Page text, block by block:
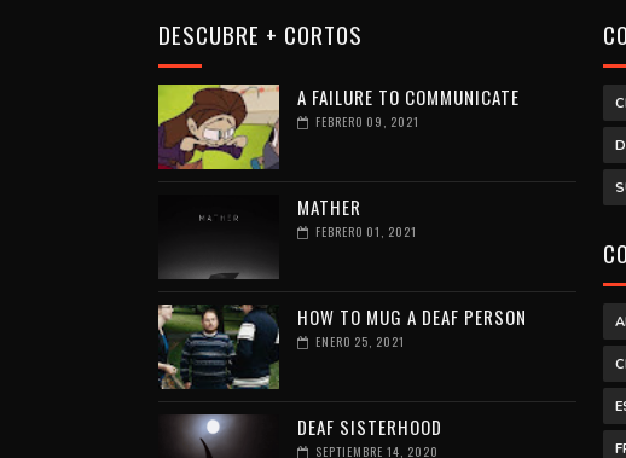
DESCUBRE + CORTOS
A FAILURE TO COMMUNICATE
FEBRERO 09, 2021
MATHER
FEBRERO 01, 2021
HOW TO MUG A DEAF PERSON
ENERO 25, 2021
DEAF SISTERHOOD
SEPTIEMBRE 14, 2020